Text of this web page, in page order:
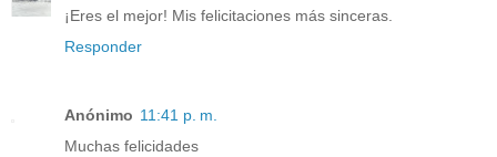
¡Eres el mejor! Mis felicitaciones más sinceras.
Responder
Anónimo 11:41 p. m.
Muchas felicidades